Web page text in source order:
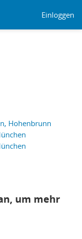
Einloggen
Hohenbrunn
um mehr